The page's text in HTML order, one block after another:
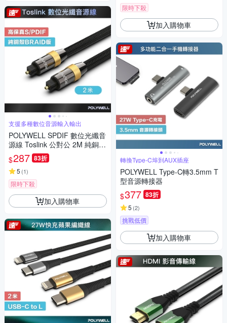
支援多種數位音源輸入輸出
POLYWELL SPDIF 數位光纖音
源線 Toslink 公對公 2M 純銅電
鍍外殼 編織版
$287 83折
5 (1)
限時下殺
加入購物車
限時下殺
加入購物車
轉換Type-C埠到AUX插座
POLYWELL Type-C轉3.5mm T
型音源轉接器
$377 83折
5 (2)
挑戰低價
加入購物車